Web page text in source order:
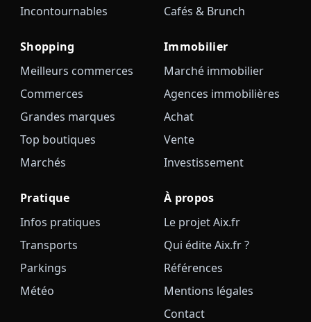
Incontournables
Cafés & Brunch
Shopping
Meilleurs commerces
Commerces
Grandes marques
Top boutiques
Marchés
Immobilier
Marché immobilier
Agences immobilières
Achat
Vente
Investissement
Pratique
Infos pratiques
Transports
Parkings
Météo
À propos
Le projet Aix.fr
Qui édite Aix.fr ?
Références
Mentions légales
Contact